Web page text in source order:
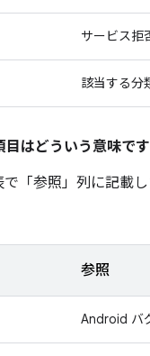
サービス拒
該当する分
目はどういう意味で
「参照」列に記載
参照
Android バ